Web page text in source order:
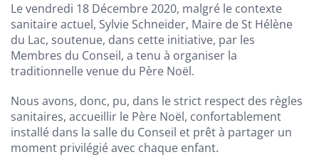
Le vendredi 18 Décembre 2020, malgré le contexte
sanitaire actuel, Sylvie Schneider, Maire de St Hélène
du Lac, soutenue, dans cette initiative, par les
Membres du Conseil, a tenu à organiser la
traditionnelle venue du Père Noël.
Nous avons, donc, pu, dans le strict respect des règles
sanitaires, accueillir le Père Noël, confortablement
installé dans la salle du Conseil et prêt à partager un
moment privilégié avec chaque enfant.